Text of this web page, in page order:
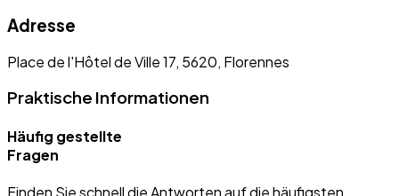
Adresse
Place de l'Hôtel de Ville 17, 5620, Florennes
Praktische Informationen
Häufig gestellte
Fragen
Finden Sie schnell die Antworten auf die häufigsten